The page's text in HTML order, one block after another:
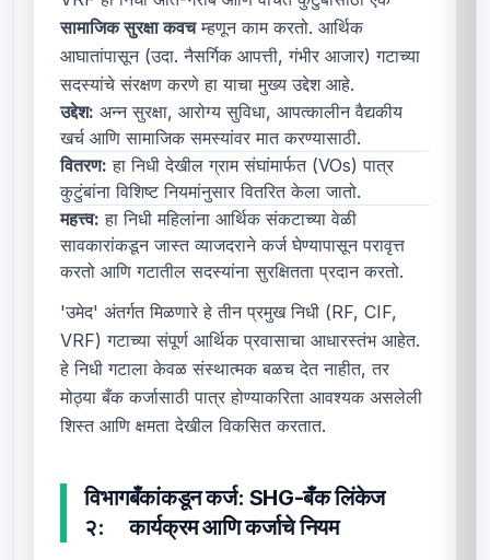
सामाजिक सुरक्षा कवचम्हणून काम करतो. आर्थिक
आघातांपासून (उदा. नैसर्गिक आपत्ती, गंभीर आजार) गटाच्या
सदस्यांचे संरक्षण करणे हा याचा मुख्य उद्देश आहे.
उद्देश: अन्न सुरक्षा, आरोग्य सुविधा, आपत्कालीन वैद्यकीय
खर्च आणि सामाजिक समस्यांवर मात करण्यासाठी.
वितरण: हा निधी देखील ग्राम संघांमार्फत (VOs) पात्र
कुटुंबांना विशिष्ट नियमांनुसार वितरित केला जातो.
महत्त्व: हा निधी महिलांना आर्थिक संकटाच्या वेळी
सावकारांकडून जास्त व्याजदराने कर्ज घेण्यापासून परावृत्त
करतो आणि गटातील सदस्यांना सुरक्षितता प्रदान करतो.
'उमेद' अंतर्गत मिळणारे हे तीन प्रमुख निधी (RF, CIF,
VRF) गटाच्या संपूर्ण आर्थिक प्रवासाचा आधारस्तंभ आहेत.
हे निधी गटाला केवळ संस्थात्मक बळच देत नाहीत, तर
मोठ्या बँक कर्जासाठी पात्र होण्याकरिता आवश्यक असलेली
शिस्त आणि क्षमता देखील विकसित करतात.
विभाग
२:
बँकांकडून कर्ज: SHG-बँक लिंकेज
कार्यक्रम आणि कर्जाचे नियम